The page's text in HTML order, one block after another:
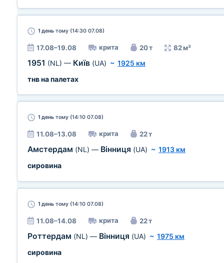
1 день тому (14:30 07.08)
17.08–19.08 крита 20 т 82 м³
1951 (NL) — Київ (UA) ~ 1925 км
тнв на палетах
1 день тому (14:10 07.08)
11.08–13.08 крита 22 т
Амстердам (NL) — Вінниця (UA) ~ 1913 км
сировина
1 день тому (14:10 07.08)
11.08–14.08 крита 22 т
Роттердам (NL) — Вінниця (UA) ~ 1975 км
сировина